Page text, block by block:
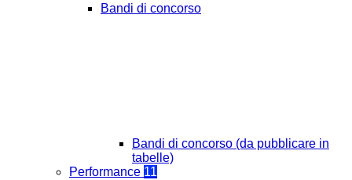
Bandi di concorso
Bandi di concorso (da pubblicare in
tabelle)
Performance 11